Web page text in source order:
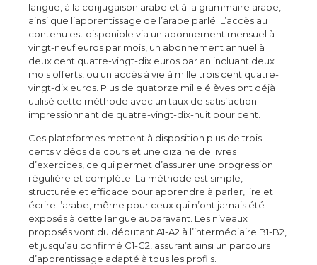
langue, à la conjugaison arabe et à la grammaire arabe,
ainsi que l’apprentissage de l’arabe parlé. L’accès au
contenu est disponible via un abonnement mensuel à
vingt-neuf euros par mois, un abonnement annuel à
deux cent quatre-vingt-dix euros par an incluant deux
mois offerts, ou un accès à vie à mille trois cent quatre-
vingt-dix euros. Plus de quatorze mille élèves ont déjà
utilisé cette méthode avec un taux de satisfaction
impressionnant de quatre-vingt-dix-huit pour cent.
Ces plateformes mettent à disposition plus de trois
cents vidéos de cours et une dizaine de livres
d’exercices, ce qui permet d’assurer une progression
régulière et complète. La méthode est simple,
structurée et efficace pour apprendre à parler, lire et
écrire l’arabe, même pour ceux qui n’ont jamais été
exposés à cette langue auparavant. Les niveaux
proposés vont du débutant A1-A2 à l’intermédiaire B1-B2,
et jusqu’au confirmé C1-C2, assurant ainsi un parcours
d’apprentissage adapté à tous les profils.